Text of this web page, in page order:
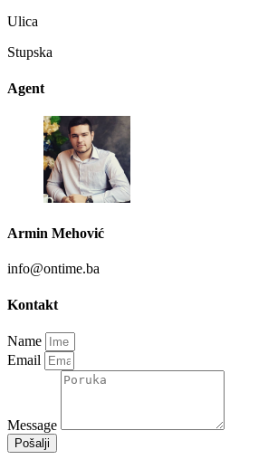
Ulica
Stupska
Agent
Armin Mehović
info@ontime.ba
Kontakt
Name
Email
Message
Pošalji